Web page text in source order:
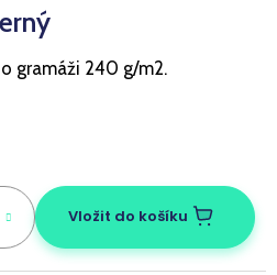
gramáži 240 g/m2.
Vložit do košíku